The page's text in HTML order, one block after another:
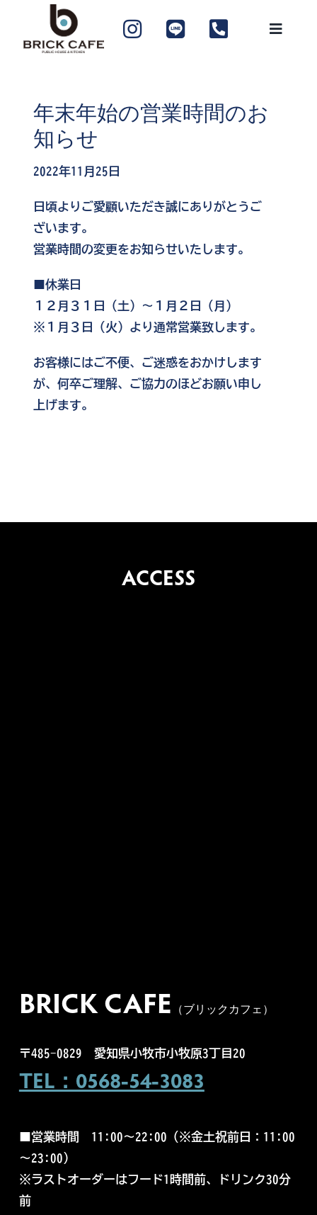
content
年末年始の営業時間のお
知らせ
2022年11月25日
日頃よりご愛顧いただき誠にありがとうご
ざいます。
営業時間の変更をお知らせいたします。
■休業日
１２月３１日（土）～１月２日（月）
※１月３日（火）より通常営業致します。
お客様にはご不便、ご迷惑をおかけします
が、何卒ご理解、ご協力のほどお願い申し
上げます。
ACCESS
BRICK CAFE （ブリックカフェ）
〒485-0829 愛知県小牧市小牧原3丁目20
TEL：0568-54-3083
■営業時間 11:00～22:00（ ※金土祝前日：11:00
～23:00）
※ラストオーダーはフード1時間前、ドリンク30分
前